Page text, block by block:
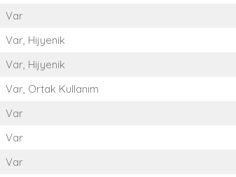
Var
Var, Hijyenik
Var, Hijyenik
Var, Ortak Kullanım
Var
Var
Var